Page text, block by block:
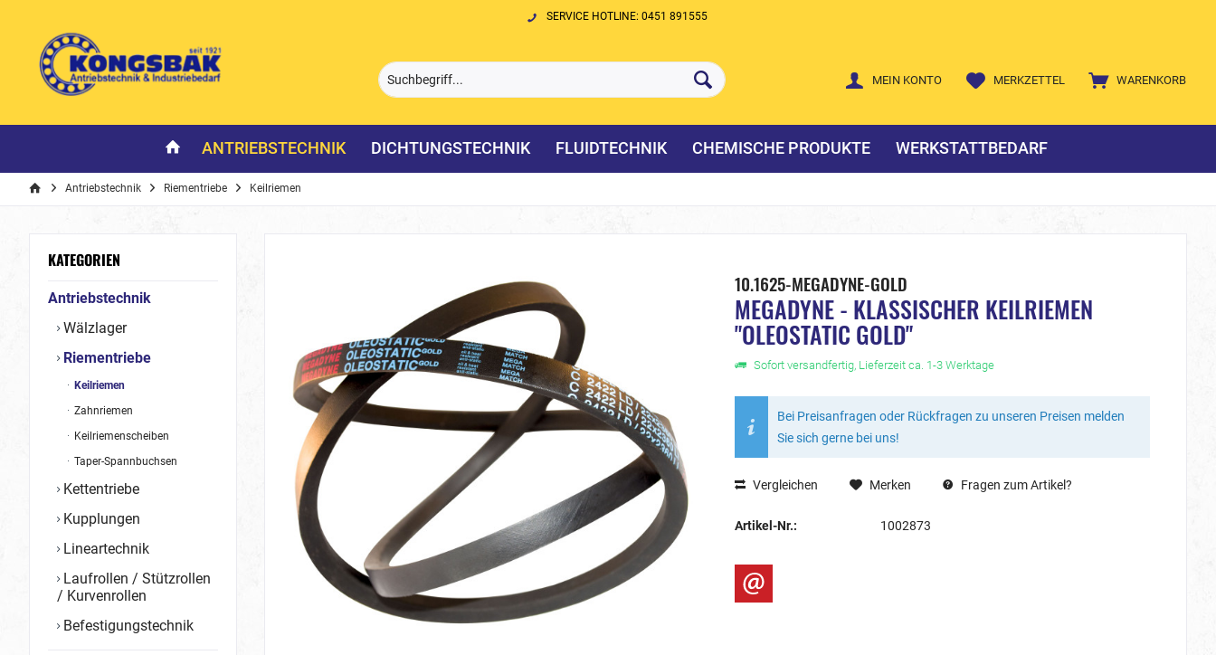
SERVICE HOTLINE: 0451 891555
WARENKORB
MERKZETTEL
MEIN KONTO
ANTRIEBSTECHNIK DICHTUNGSTECHNIK FLUIDTECHNIK CHEMISCHE PRODUKTE WERKSTATTBEDARF
Antriebstechnik Riementriebe Keilriemen
KATEGORIEN
Antriebstechnik
Wälzlager
Riementriebe
Keilriemen
Zahnriemen
Keilriemenscheiben
Taper-Spannbuchsen
Kettentriebe
Kupplungen
Lineartechnik
Laufrollen / Stützrollen
/ Kurvenrollen
Befestigungstechnik
10.1625-MEGADYNE-GOLD
MEGADYNE - KLASSISCHER KEILRIEMEN
"OLEOSTATIC GOLD"
Sofort versandfertig, Lieferzeit ca. 1-3 Werktage
Bei Preisanfragen oder Rückfragen zu unseren Preisen melden
Sie sich gerne bei uns!
Vergleichen Merken Fragen zum Artikel?
Artikel-Nr.: 1002873